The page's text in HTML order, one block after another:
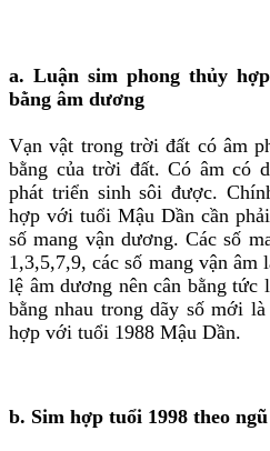
a. Luận sim phong thủy
bằng âm dương
Vạn vật trong trời đất có âm
bằng của trời đất. Có âm có
phát triển sinh sôi được.
hợp với tuổi Mậu Dần cần
số mang vận dương. Các số
1,3,5,7,9, các số mang vận âm
lệ âm dương nên cân bằng tức
bằng nhau trong dãy số mới
hợp với tuổi 1988 Mậu Dần.
b. Sim hợp tuổi 1998 theo